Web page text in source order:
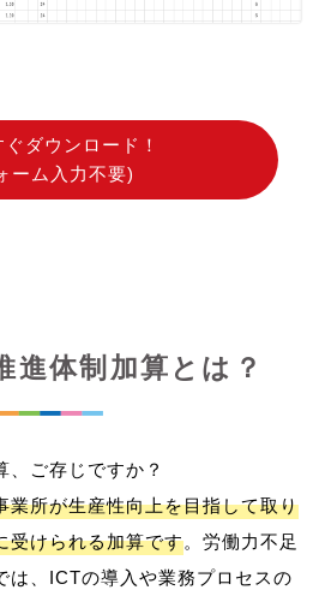
ぐダウンロード！
ーム入力不要)
進体制加算とは？
、ご存じですか？
業所が生産性向上を目指して取り
受けられる加算です。労働力不足
は、ICTの導入や業務プロセスの